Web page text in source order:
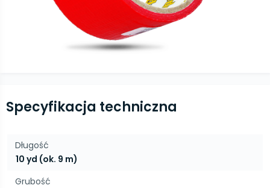
Specyfikacja techniczna
Długość
10 yd (ok. 9 m)
Grubość